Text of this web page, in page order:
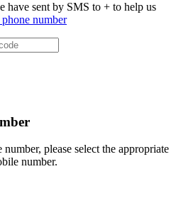
have sent by SMS to + to help us
number
please select the appropriate
number.